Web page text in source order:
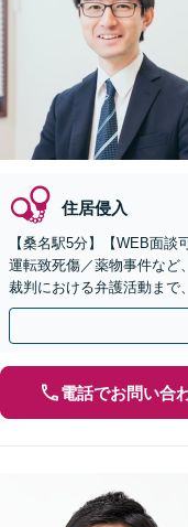
住居侵入
【桑名駅5分】【WEB面
運転致死傷／薬物事件など
裁判における弁護活動まで
ます【完全個室対応】【休
電話でお問い合